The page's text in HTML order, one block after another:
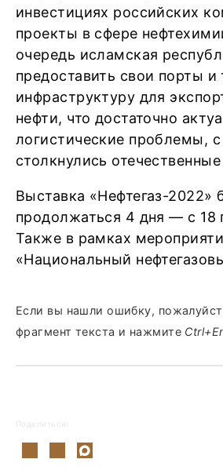
инвестициях российских
проекты в сфере
очередь исламская
предоставить свои порты и
инфраструктуру для
нефти, что достаточно
логистические проблемы,
столкнулись
Выставка «Нефтегаз-2022»
продолжаться 4 дня — с 18
Также в рамках
«Национальный
Если вы нашли ошибку,
фрагмент текста и нажмите
Поделиться: